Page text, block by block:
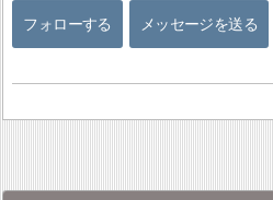
フォローする メッセージを送る